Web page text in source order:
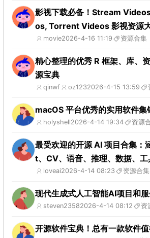
影视下载必备！Stream
os, Torrent Videos 影视资源
movie2026-4-16 11:19 资源合集
精心整理的优秀 R 框架、库、
源宝典
qinwf oz1232026-4-15 13:59
macOS 平台优秀的实用软件集
holyshell2026-4-14 19:34 资源
最受欢迎的开源 AI 项目合集：
t、CV、语音、推理、数据、工
loveai2026-4-14 08:23 资源合集
现代生成式人工智能AI项目和
steven23582026-4-14 08:12 资
开源软件宝典！总有一款软件值